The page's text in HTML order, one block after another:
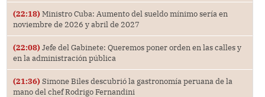
(22:18) Ministro Cuba: Aumento del sueldo mínimo sería en
noviembre de 2026 y abril de 2027
(22:08) Jefe del Gabinete: Queremos poner orden en las calles y
en la administración pública
(21:36) Simone Biles descubrió la gastronomía peruana de la
mano del chef Rodrigo Fernandini